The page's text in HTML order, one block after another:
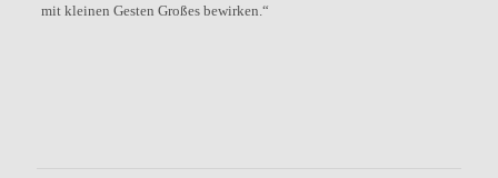
mit kleinen Gesten Großes bewirken.“